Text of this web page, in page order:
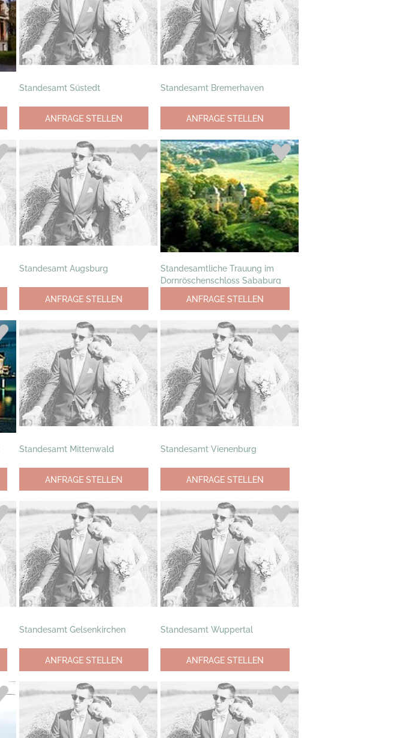
Standesamt Süstedt
ANFRAGE STELLEN
Standesamt Bremerhaven
ANFRAGE STELLEN
Standesamt Augsburg
ANFRAGE STELLEN
Standesamtliche Trauung im
Dornröschenschloss Sababurg
ANFRAGE STELLEN
Standesamt Mittenwald
ANFRAGE STELLEN
Standesamt Vienenburg
ANFRAGE STELLEN
Standesamt Gelsenkirchen
ANFRAGE STELLEN
Standesamt Wuppertal
ANFRAGE STELLEN